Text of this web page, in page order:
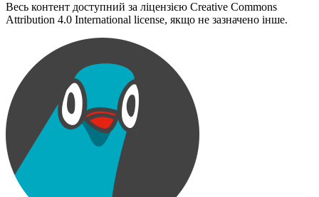
Весь контент доступний за ліцензією Creative Commons
Attribution 4.0 International license, якщо не зазначено інше.